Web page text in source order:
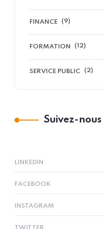
FINANCE (9)
FORMATION (12)
SERVICE PUBLIC (2)
Suivez-nous
LINKEDIN
FACEBOOK
INSTAGRAM